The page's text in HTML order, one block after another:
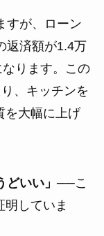
すが、ローン
返済額が1.4万
ります。この
、キッチンを
を大幅に上げ
いい」 ──こ
していま